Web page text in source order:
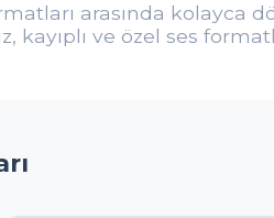
arasında kolayca
kayıplı ve özel ses